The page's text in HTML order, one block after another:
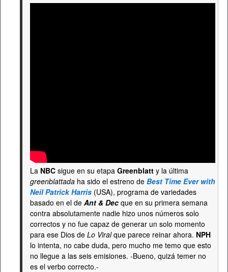
La NBC sigue en su etapa Greenblatt y la última
greenblattada ha sido el estreno de Best Time Ever with
Neil Patrick Harris (USA), programa de variedades
basado en el de Ant & Dec que en su primera semana
contra absolutamente nadie hizo unos números solo
correctos y no fue capaz de generar un solo momento
para ese Dios de Lo Viralque parece reinar ahora. NPH
lo intenta, no cabe duda, pero mucho me temo que esto
no llegue a las seis emisiones. -Bueno, quizá temer no
es el verbo correcto.-